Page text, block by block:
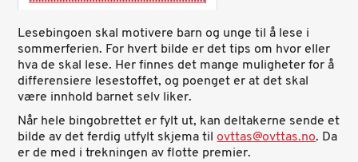
Lesebingoen skal motivere barn og unge til å lese i
sommerferien. For hvert bilde er det tips om hvor eller
hva de skal lese. Her finnes det mange muligheter for å
differensiere lesestoffet, og poenget er at det skal
være innhold barnet selv liker.
Når hele bingobrettet er fylt ut, kan deltakerne sende et
bilde av det ferdig utfylt skjema tilovttas@ovttas.no. Da
er de med i trekningen av flotte premier.